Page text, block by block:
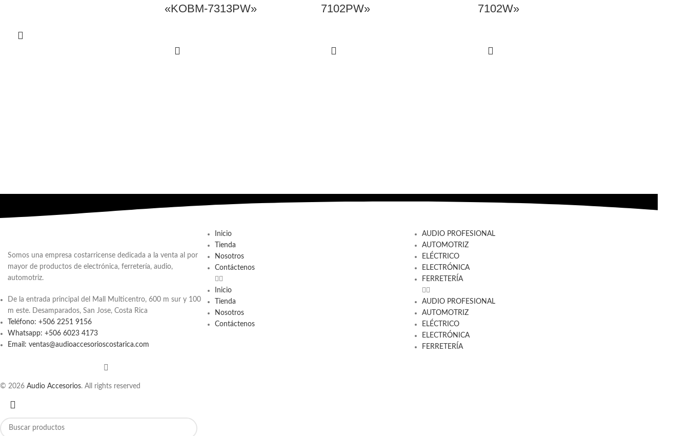
«KOBM-7313PW»
7102PW»
7102W»
Somos una empresa costarricense dedicada a la venta al por
mayor de productos de electrónica, ferretería, audio,
automotriz.
De la entrada principal del Mall Multicentro, 600 m sur y 100
m este. Desamparados, San Jose, Costa Rica
Teléfono: +506 2251 9156
Whatsapp: +506 6023 4173
Email: ventas@audioaccesorioscostarica.com
Inicio
Tienda
Nosotros
Contáctenos
Inicio
Tienda
Nosotros
Contáctenos
AUDIO PROFESIONAL
AUTOMOTRIZ
ELÉCTRICO
ELECTRÓNICA
FERRETERÍA
AUDIO PROFESIONAL
AUTOMOTRIZ
ELÉCTRICO
ELECTRÓNICA
FERRETERÍA
© 2026 Audio Accesorios. All rights reserved